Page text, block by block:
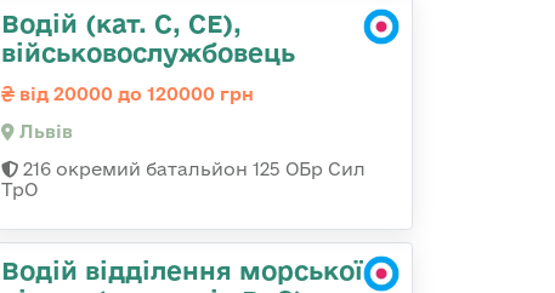
Водій (кат. С, СЕ),
військовослужбовець
від 20000 до 120000 грн
Львів
216 окремий батальйон 125 ОБр Сил
ТрО
Водій відділення морської